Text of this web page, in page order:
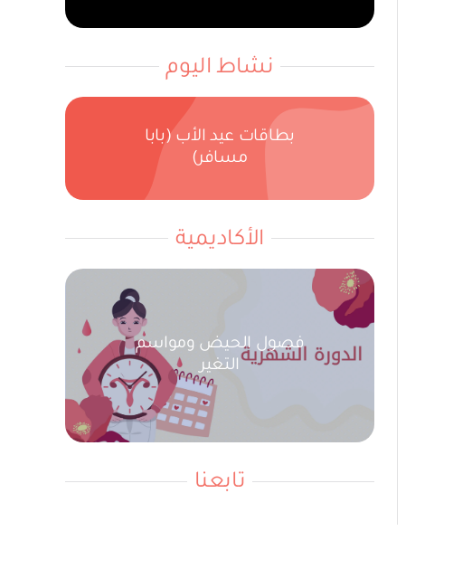
نشاط اليوم
بطاقات عيد الأب (بابا
مسافر)
الأكاديمية
فصول الحيض ومواسم
التغير
تابعنا